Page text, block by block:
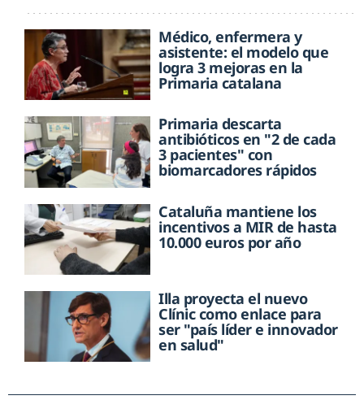
Médico, enfermera y
asistente: el modelo que
logra 3 mejoras en la
Primaria catalana
Primaria descarta
antibióticos en "2 de cada
3 pacientes" con
biomarcadores rápidos
Cataluña mantiene los
incentivos a MIR de hasta
10.000 euros por año
Illa proyecta el nuevo
Clínic como enlace para
ser "país líder e innovador
en salud"